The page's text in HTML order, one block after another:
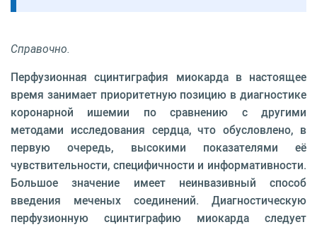
Справочно.
Перфузионная сцинтиграфия миокарда в настоящее
время занимает приоритетную позицию в диагностике
коронарной ишемии по сравнению с другими
методами исследования сердца, что обусловлено, в
первую очередь, высокими показателями её
чувствительности, специфичности и информативности.
Большое значение имеет неинвазивный способ
введения меченых соединений. Диагностическую
перфузионную сцинтиграфию миокарда следует